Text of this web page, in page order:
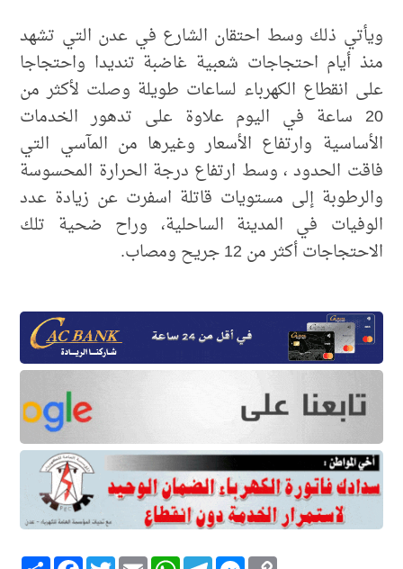
ويأتي ذلك وسط احتقان الشارع في عدن التي تشهد
منذ أيام احتجاجات شعبية غاضبة تنديدا واحتجاجا
على انقطاع الكهرباء لساعات طويلة وصلت لأكثر من
20 ساعة في اليوم علاوة على تدهور الخدمات
الأساسية وارتفاع الأسعار وغيرها من المآسي التي
فاقت الحدود ، وسط ارتفاع درجة الحرارة المحسوسة
والرطوبة إلى مستويات قاتلة اسفرت عن زيادة عدد
الوفيات في المدينة الساحلية، وراح ضحية تلك
الاحتجاجات أكثر من 12 جريح ومصاب.
انشر
FacebookTwitterEmail
WhatsAppTelegram
MessengerCopy